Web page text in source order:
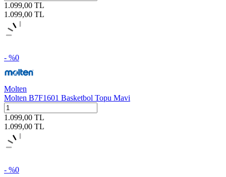
1.099,00 TL
1.099,00 TL
- %0
Molten
Molten B7F1601 Basketbol Topu Mavi
1.099,00 TL
1.099,00 TL
- %0